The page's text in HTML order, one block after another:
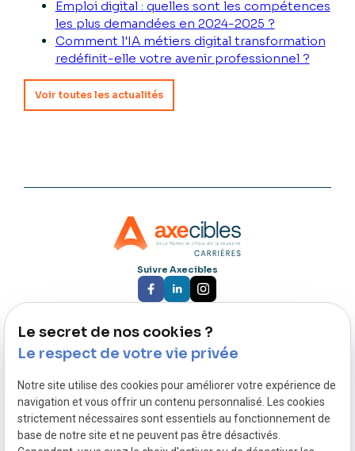
Emploi digital : quelles sont les compétences
les plus demandées en 2024-2025 ?
Comment l'IA métiers digital transformation
redéfinit-elle votre avenir professionnel ?
Voir toutes les actualités
Suivre Axecibles
Nous rejoindre :
87 rue du Molinel
Nous contacter :
03 59 57 51 98
02 446 49 95
Le secret de nos cookies ?
Le respect de votre vie privée
Notre site utilise des cookies pour améliorer votre expérience de
navigation et vous offrir un contenu personnalisé. Les cookies
strictement nécessaires sont essentiels au fonctionnement de
base de notre site et ne peuvent pas être désactivés.